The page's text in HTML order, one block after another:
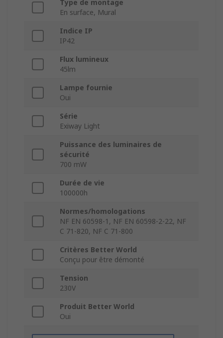
Type de montage
En surface, Mural
Indice IP
IP42
Flux lumineux
45lm
Lampe fournie
Oui
Série
Exiway Light
Puissance des luminaires de
sécurité
700 mW
Durée de vie
100000h
Normes/homologations
NF EN 60598-1, NF EN 60598-2-22, NF
C 71-820, NF C 71-800
Critères Better World
Conçu pour être démonté
Tension
230V
Produit Better World
Oui